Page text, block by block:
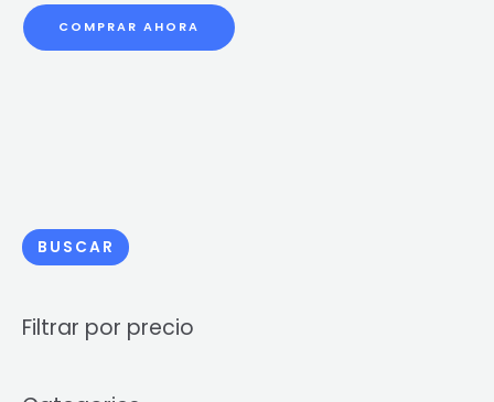
BUSCAR
Filtrar por precio
COMPRAR AHORA